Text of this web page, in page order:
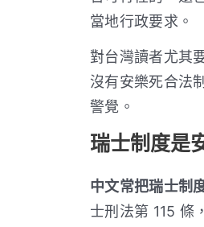
當地行政要求。
對台灣讀者尤其
沒有安樂死合法
警覺。
瑞士制度是
中文常把瑞士制
士刑法第 115 條